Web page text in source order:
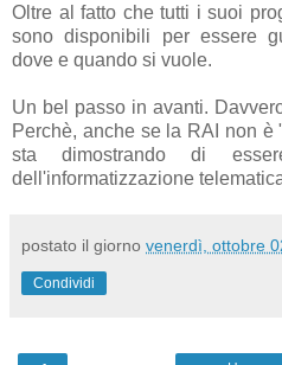
Oltre al fatto che tutti i suoi
sono disponibili per essere
dove e quando si vuole.
Un bel passo in avanti.
Perchè, anche se la RAI non
sta dimostrando di
dell'informatizzazione
postato il giorno venerdì, ottobre
Condividi